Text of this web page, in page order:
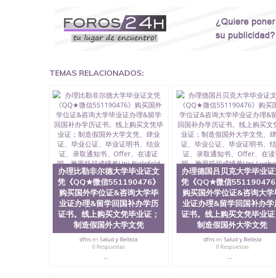
551190476网上买文凭可靠吗551190476哪里可以买国外文凭
551190476国外大学文凭可以打工作吗551190476怎么办理 外假
551190476哪里可以办理澳洲毕业证551190476留学生在哪里可以
大毕业证551190476申请学校办理假的毕业证成绩单可以吗
551190476找毕业证封皮QQ微信551190476国外毕业证外壳定制
微信551190476快速拿到国外文凭QQ微信551190476国外留学文凭
QQ微信551190476外国文凭在中国有用吗QQ微信551190476德国
学回国证明QQ微信551190476国外硕士文凭办理QQ微信
国外文凭质量QQ微信551190476国外本科毕业证怎么办理QQ微信
551190476办国外文凭可找工作QQ微信551190476国外大学有毕
格QQ微信551190476国外编号查询QQ微信551190476办理国外文
查文凭QQ微信551190476网上购买真文凭可信吗QQ微信
551190476 国外资格证书办理QQ微信551190476如何办理学历认
微信551190476 圣何塞州立大学（San Jose State University, 又译
称SJSU，是加州历史悠久的大学之一，也是美西地区的公立大学
154公顷。它是一所位于加利福尼亚州的著名综合性公立大学，它
资，浓厚的多元化学术氛围，杰出的本科教育质量，被《福克斯
每年有来自世界各地的成百上千的海外学生前往求学。 至今，这
习机会和影响力的高等教育机构，并获誉为美国本科教育质量的
今美国大学教学排名中表现优异。其毕业生大多可以在其所处地
谷公司甚至在学生大三和大四的学期提供许多相应科系的实习机
州立大学系统(CSU), 圣何塞州立大学都占据着加州所有大学中的
(Silicon Valley), 于附近的旧金山-圣何塞地区为全美的重要科技中
TEMAS RELACIONADOS:
办理比勒非尔德大学毕业证文
凭《QQ★微信551190476》
购买国外学位证&咨询大学毕
业证办理&留学回国补办学历
证书。线上购买文凭毕业证；
制造假国外大学文凭
dfns enSalud y Belleza
0 Respuestas
...
办理德国吕贝克大学毕业
凭《QQ★微信551190476
购买国外学位证&咨询大学
业证办理&留学回国补办学
证书。线上购买文凭毕业证
制造假国外大学文凭
dfnsen Salud y Belleza
0 Respuestas
...